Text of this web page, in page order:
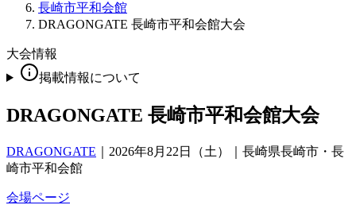
長崎市平和会館
DRAGONGATE 長崎市平和会館大会
大会情報
掲載情報について
DRAGONGATE 長崎市平和会館大会
DRAGONGATE
2026年8月22日（土）｜長崎県長崎市・長
崎市平和会館
会場ページ